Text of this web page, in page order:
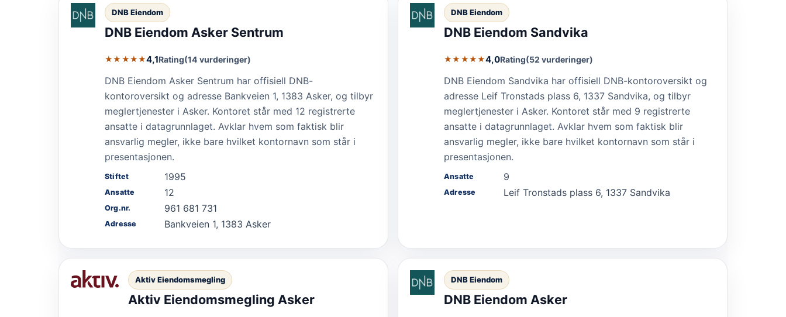
DNB Eiendom
DNB Eiendom Asker Sentrum
★★★★★4,1Rating(14 vurderinger)
DNB Eiendom Asker Sentrum har offisiell DNB-
kontoroversikt og adresse Bankveien 1, 1383 Asker, og tilbyr
meglertjenester i Asker. Kontoret står med 12 registrerte
ansatte i datagrunnlaget. Avklar hvem som faktisk blir
ansvarlig megler, ikke bare hvilket kontornavn som står i
presentasjonen.
Stiftet 1995
Ansatte 12
Org.nr. 961 681 731
Adresse Bankveien 1, 1383 Asker
DNB Eiendom
DNB Eiendom Sandvika
★★★★★4,0Rating(52 vurderinger)
DNB Eiendom Sandvika har offisiell DNB-kontoroversikt og
adresse Leif Tronstads plass 6, 1337 Sandvika, og tilbyr
meglertjenester i Asker. Kontoret står med 9 registrerte
ansatte i datagrunnlaget. Avklar hvem som faktisk blir
ansvarlig megler, ikke bare hvilket kontornavn som står i
presentasjonen.
Ansatte 9
Adresse Leif Tronstads plass 6, 1337 Sandvika
Aktiv Eiendomsmegling
Aktiv Eiendomsmegling Asker
DNB Eiendom
DNB Eiendom Asker